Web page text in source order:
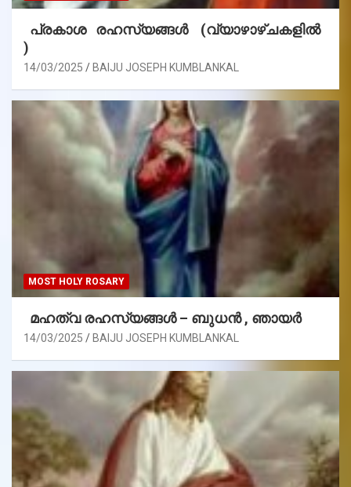
പ്രകാശ രഹസ്യങ്ങൾ (വ്യാഴാഴ്ചകളിൽ
)
14/03/2025 BAIJU JOSEPH KUMBLANKAL
MOST HOLY ROSARY
മഹത്വ രഹസ്യങ്ങള്‍ – ബുധൻ , ഞായർ
14/03/2025 BAIJU JOSEPH KUMBLANKAL